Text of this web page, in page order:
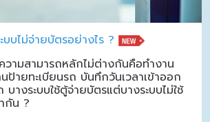
บไม่จ่ายบัตรอย่างไร ?
วามสามารถหลักไม่ต่างกันคือทำงาน
ายทะเบียนรถ บันทึกวันเวลาเข้าออก
างระบบใช้ตู้จ่ายบัตรแต่บางระบบไม่ใช้
กัน ?